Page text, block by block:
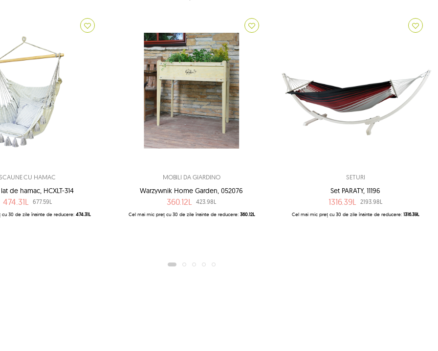
CU HAMAC
de hamac, HCXLT-314
474.31L 677.59L
30 de zile înainte de reducere: 474.31L
MOBILI DA GIARDINO
Warzywnik Home Garden, 052076
360.12L 423.98L
Cel mai mic preț cu 30 de zile înainte de reducere: 360.12L
SETURI
Set PARATY, 11196
1316.39L 2193.98L
Cel mai mic preț cu 30 de zile înainte de reducere:1316.39L